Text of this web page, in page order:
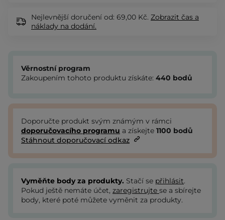
Nejlevnější doručení od: 69,00 Kč. Zobrazit čas a
náklady na dodání.
Věrnostní program
Zakoupením tohoto produktu získáte: 440 bodů
Doporučte produkt svým známým v rámci
doporučovacího programu a získejte 1100 bodů
Stáhnout doporučovací odkaz
Vyměňte body za produkty. Stačí se přihlásit.
Pokud ještě nemáte účet, zaregistrujte se a sbírejte
body, které poté můžete vyměnit za produkty.